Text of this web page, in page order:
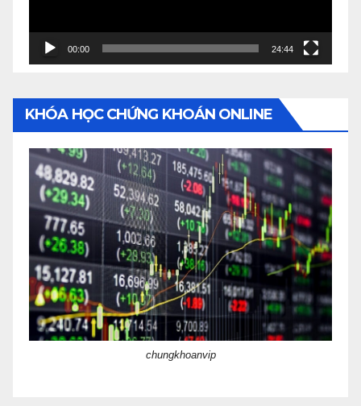
00:00 24:44
KHÓA HỌC CHỨNG KHOÁN ONLINE
chungkhoanvip